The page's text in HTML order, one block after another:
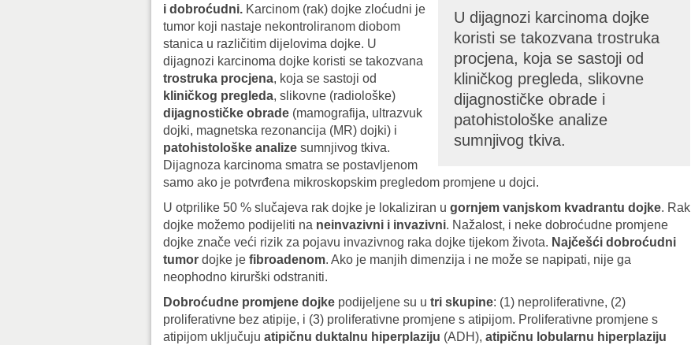
U dijagnozi karcinoma dojke
koristi se takozvana trostruka
procjena, koja se sastoji od
kliničkog pregleda, slikovne
dijagnostičke obrade i
patohistološke analize
sumnjivog tkiva.
i dobroćudni. Karcinom (rak) dojke zloćudni je
tumor koji nastaje nekontroliranom diobom
stanica u različitim dijelovima dojke. U
dijagnozi karcinoma dojke koristi se takozvana
trostruka procjena, koja se sastoji od
kliničkog pregleda, slikovne (radiološke)
dijagnostičke obrade (mamografija, ultrazvuk
dojki, magnetska rezonancija (MR) dojki) i
patohistološke analize sumnjivog tkiva.
Dijagnoza karcinoma smatra se postavljenom
samo ako je potvrđena mikroskopskim pregledom promjene u dojci.
U otprilike 50 % slučajeva rak dojke je lokaliziran u gornjem vanjskom kvadrantu dojke. Rak
dojke možemo podijeliti na neinvazivni i invazivni. Nažalost, i neke dobroćudne promjene
dojke znače veći rizik za pojavu invazivnog raka dojke tijekom života. Najčešći dobroćudni
tumor dojke je fibroadenom. Ako je manjih dimenzija i ne može se napipati, nije ga
neophodno kirurški odstraniti.
Dobroćudne promjene dojke podijeljene su u tri skupine: (1) neproliferativne, (2)
proliferativne bez atipije, i (3) proliferativne promjene s atipijom. Proliferativne promjene s
atipijom uključuju atipičnu duktalnu hiperplaziju (ADH), atipičnu lobularnu hiperplaziju